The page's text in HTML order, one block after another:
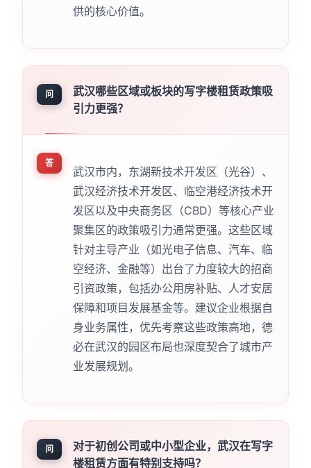
供的核心价值。
问
武汉哪些区域或板块的写字楼租赁政策吸
引力更强？
答
武汉市内，东湖新技术开发区（光谷）、
武汉经济技术开发区、临空港经济技术开
发区以及中央商务区（CBD）等核心产业
聚集区的政策吸引力通常更强。这些区域
针对主导产业（如光电子信息、汽车、临
空经济、金融等）出台了力度较大的招商
引资政策，包括办公用房补贴、人才安居
保障和项目发展基金等。建议企业根据自
身业务属性，优先考察这些政策高地，德
必在武汉的园区布局也深度契合了城市产
业发展规划。
问
对于初创公司或中小型企业，武汉在写字
楼租赁方面有特别支持吗？